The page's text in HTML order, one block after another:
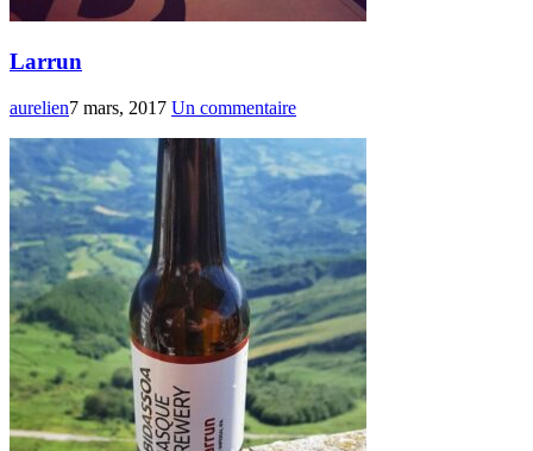
Larrun
aurelien7 mars, 2017 Un commentaire